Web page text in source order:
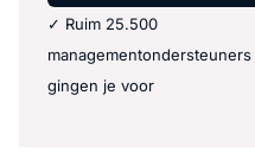
✓ Ruim 25.500
managementondersteuners
gingen je voor